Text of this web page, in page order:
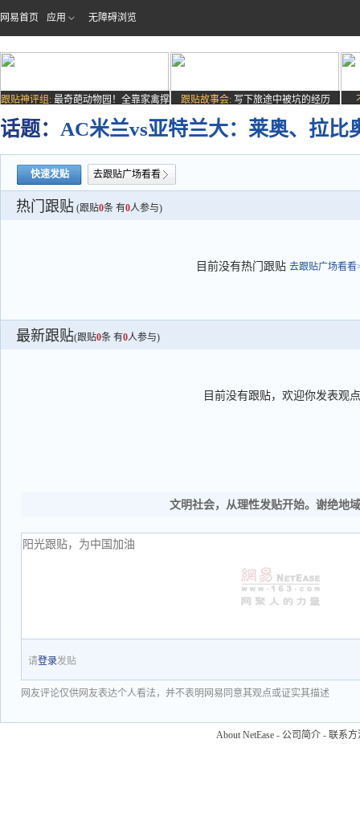
网易首页 应用 无障碍浏览
跟贴神评组: 最奇葩动物园！全靠家禽撑
场子
跟贴故事会: 写下旅途中被坑的经历
话题： AC米兰vs亚特兰大：莱奥、拉
快速发贴 去跟贴广场看看
热门跟贴 (跟贴0条 有0人参与)
目前没有热门跟贴 去跟贴广场看看
最新跟贴(跟贴0条 有0人参与)
目前没有跟贴，欢迎你发表观点
文明社会，从理性发贴开始。谢绝地
请登录发贴
网友评论仅供网友表达个人看法，并不表明网易同意其观点或证实其描述
About NetEase - 公司简介 - 联系方